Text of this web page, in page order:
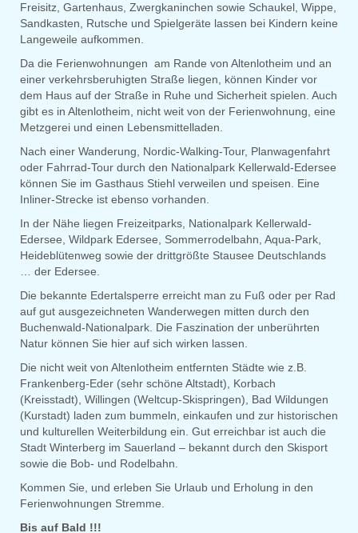
Freisitz, Gartenhaus, Zwergkaninchen sowie Schaukel, Wippe,
Sandkasten, Rutsche und Spielgeräte lassen bei Kindern keine
Langeweile aufkommen.
Da die Ferienwohnungen am Rande von Altenlotheim und an
einer verkehrsberuhigten Straße liegen, können Kinder vor
dem Haus auf der Straße in Ruhe und Sicherheit spielen. Auch
gibt es in Altenlotheim, nicht weit von der Ferienwohnung, eine
Metzgerei und einen Lebensmittelladen.
Nach einer Wanderung, Nordic-Walking-Tour, Planwagenfahrt
oder Fahrrad-Tour durch den Nationalpark Kellerwald-Edersee
können Sie im Gasthaus Stiehl verweilen und speisen. Eine
Inliner-Strecke ist ebenso vorhanden.
In der Nähe liegen Freizeitparks, Nationalpark Kellerwald-
Edersee, Wildpark Edersee, Sommerrodelbahn, Aqua-Park,
Heideblütenweg sowie der drittgrößte Stausee Deutschlands
… der Edersee.
Die bekannte Edertalsperre erreicht man zu Fuß oder per Rad
auf gut ausgezeichneten Wanderwegen mitten durch den
Buchenwald-Nationalpark. Die Faszination der unberührten
Natur können Sie hier auf sich wirken lassen.
Die nicht weit von Altenlotheim entfernten Städte wie z.B.
Frankenberg-Eder (sehr schöne Altstadt), Korbach
(Kreisstadt), Willingen (Weltcup-Skispringen), Bad Wildungen
(Kurstadt) laden zum bummeln, einkaufen und zur historischen
und kulturellen Weiterbildung ein. Gut erreichbar ist auch die
Stadt Winterberg im Sauerland – bekannt durch den Skisport
sowie die Bob- und Rodelbahn.
Kommen Sie, und erleben Sie Urlaub und Erholung in den
Ferienwohnungen Stremme.
Bis auf Bald !!!